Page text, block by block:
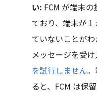
い: FCM が端末
ており、端末が 1
ていないことが
メッセージを受け
を試行しません
ると、FCM は保